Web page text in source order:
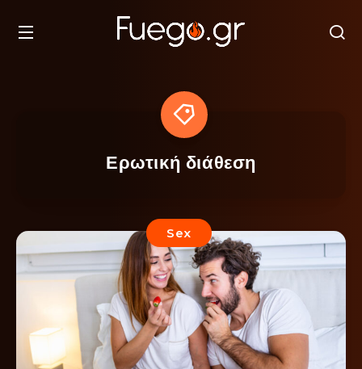
Ερωτική διάθεση
Sex